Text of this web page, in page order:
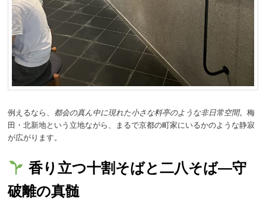
例えるなら、 都会の真ん中に現れた小さな料亭のような非日常空間。梅
田・北新地という立地ながら、まるで京都の町家にいるかのような静寂
が広がります。
香り立つ十割そばと二八そば―守
破離の真髄